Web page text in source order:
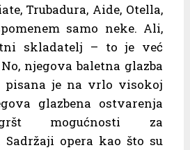
Trubadura, Aide, Otella,
samo neke. Ali,
skladatelj – to je već
njegova baletna glazba
pisana je na vrlo visokoj
glazbena ostvarenja
mogućnosti za
Sadržaji opera kao što su